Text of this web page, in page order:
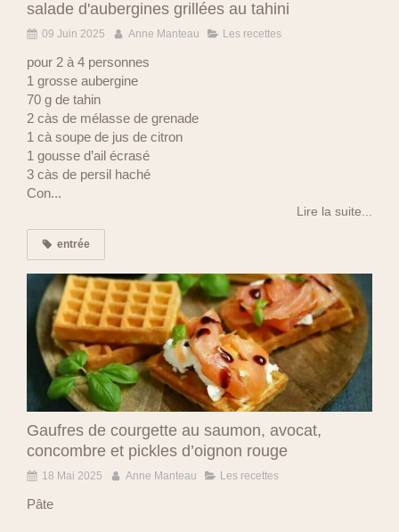
salade d'aubergines grillées au tahini
09 Juin 2025 Anne Manteau Les recettes
pour 2 à 4 personnes
1 grosse aubergine
70 g de tahin
2 càs de mélasse de grenade
1 cà soupe de jus de citron
1 gousse d’ail écrasé
3 càs de persil haché
Con...
Lire la suite...
entrée
Gaufres de courgette au saumon, avocat,
concombre et pickles d’oignon rouge
18 Mai 2025 Anne Manteau Les recettes
Pâte